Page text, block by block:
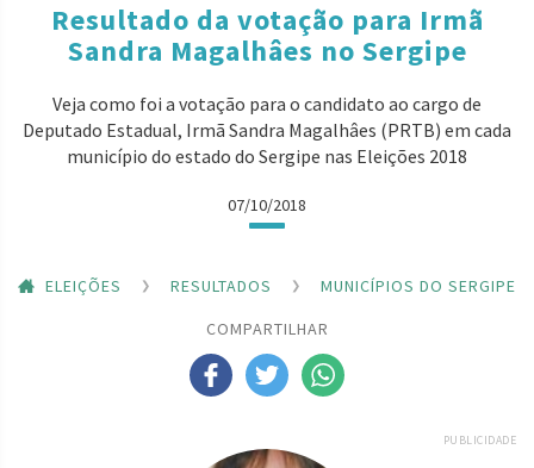
Resultado da votação para Irmã
Sandra Magalhâes no Sergipe
Veja como foi a votação para o candidato ao cargo de
Deputado Estadual, Irmã Sandra Magalhâes (PRTB) em cada
município do estado do Sergipe nas Eleições 2018
07/10/2018
ELEIÇÕES RESULTADOS
MUNICÍPIOS DO SERGIPE
COMPARTILHAR
PUBLICIDADE